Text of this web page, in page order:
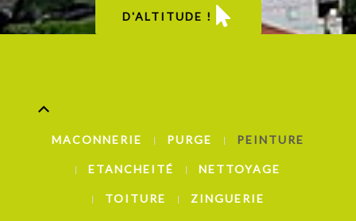
D'ALTITUDE !
MACONNERIE PURGE PEINTURE
ETANCHEITÉ NETTOYAGE
TOITURE ZINGUERIE